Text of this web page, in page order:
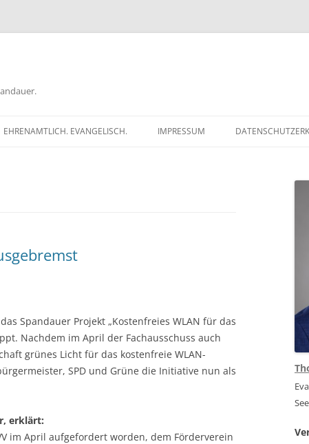
EHRENAMTLICH. EVANGELISCH. IMPRESSUM
Spandauer Projekt „Kostenfreies WLAN für das
Nachdem im April der Fachausschuss auch
grünes Licht für das kostenfreie WLAN-
SPD und Grüne die Initiative nun als
erklärt:
im April aufgefordert worden, dem Förderverein